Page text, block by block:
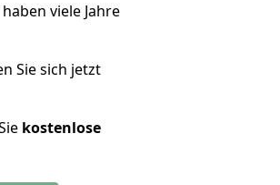
viele Jahre
Sie sich jetzt
kostenlose